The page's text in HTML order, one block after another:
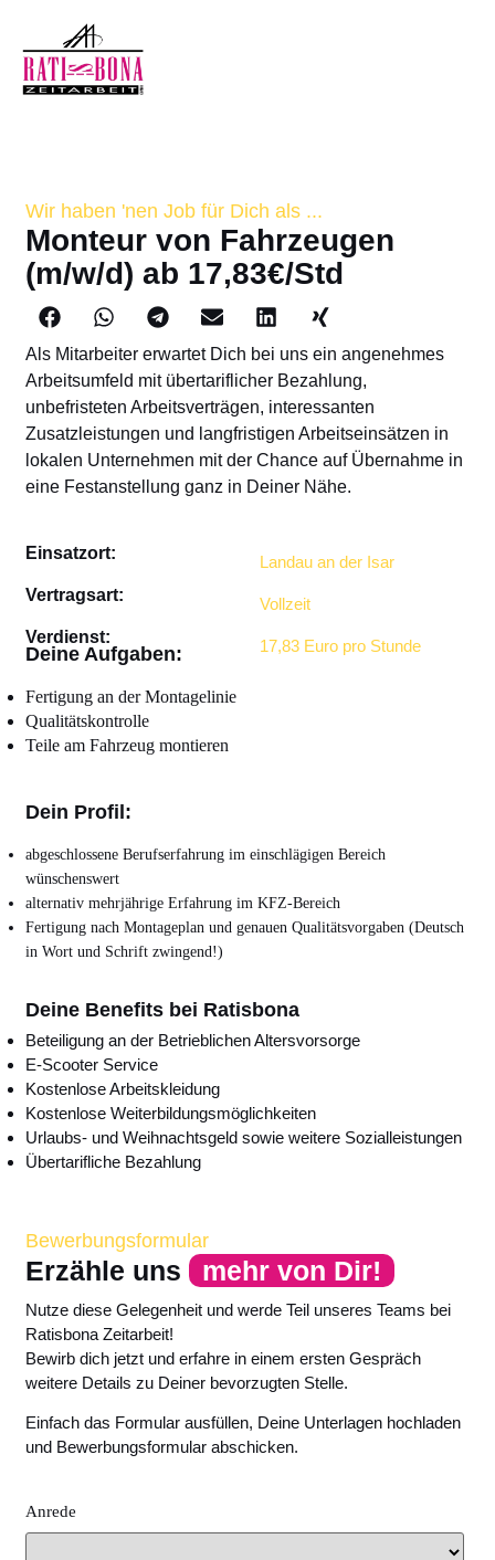
Wir haben 'nen Job für Dich als ...
Monteur von Fahrzeugen
(m/w/d) ab 17,83€/Std
Als Mitarbeiter erwartet Dich bei uns ein angenehmes
Arbeitsumfeld mit übertariflicher Bezahlung,
unbefristeten Arbeitsverträgen, interessanten
Zusatzleistungen und langfristigen Arbeitseinsätzen in
lokalen Unternehmen mit der Chance auf Übernahme in
eine Festanstellung ganz in Deiner Nähe.
Einsatzort:
Landau an der Isar
Vertragsart:
Vollzeit
Verdienst:
17,83 Euro pro Stunde
Deine Aufgaben:
Fertigung an der Montagelinie
Qualitätskontrolle
Teile am Fahrzeug montieren
Dein Profil:
abgeschlossene Berufserfahrung im einschlägigen Bereich
wünschenswert
alternativ mehrjährige Erfahrung im KFZ-Bereich
Fertigung nach Montageplan und genauen Qualitätsvorgaben (Deutsch
in Wort und Schrift zwingend!)
Deine Benefits bei Ratisbona
Beteiligung an der Betrieblichen Altersvorsorge
E-Scooter Service
Kostenlose Arbeitskleidung
Kostenlose Weiterbildungsmöglichkeiten
Urlaubs- und Weihnachtsgeld sowie weitere Sozialleistungen
Übertarifliche Bezahlung
Bewerbungsformular
Erzähle uns mehr von Dir!
Nutze diese Gelegenheit und werde Teil unseres Teams bei
Ratisbona Zeitarbeit!
Bewirb dich jetzt und erfahre in einem ersten Gespräch
weitere Details zu Deiner bevorzugten Stelle.
Einfach das Formular ausfüllen, Deine Unterlagen hochladen
und Bewerbungsformular abschicken.
Anrede